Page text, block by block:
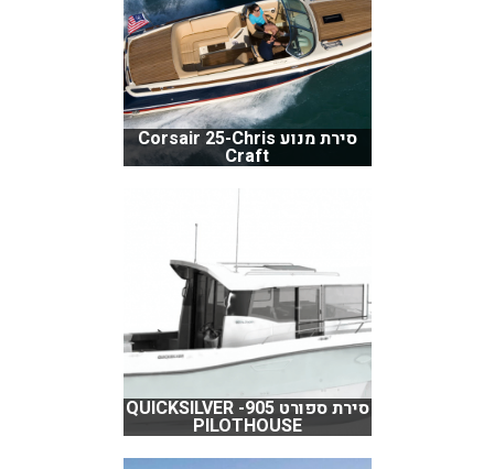
סירת מנוע Corsair 25-Chris
Craft
סירת ספורט QUICKSILVER -905
PILOTHOUSE